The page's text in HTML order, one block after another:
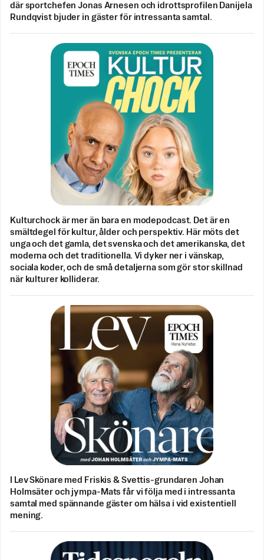
där sportchefen Jonas Arnesen och idrottsprofilen Danijela
Rundqvist bjuder in gäster för intressanta samtal.
Kulturchock är mer än bara en modepodcast. Det är en
smältdegel för kultur, ålder och perspektiv. Här möts det
unga och det gamla, det svenska och det amerikanska, det
moderna och det traditionella. Vi dyker ner i vänskap,
sociala koder, och de små detaljerna som gör stor skillnad
när kulturer kolliderar.
I Lev Skönare med Friskis & Svettis-grundaren Johan
Holmsäter och jympa-Mats får vi följa med i intressanta
samtal med spännande gäster om hälsa i vid existentiell
mening.